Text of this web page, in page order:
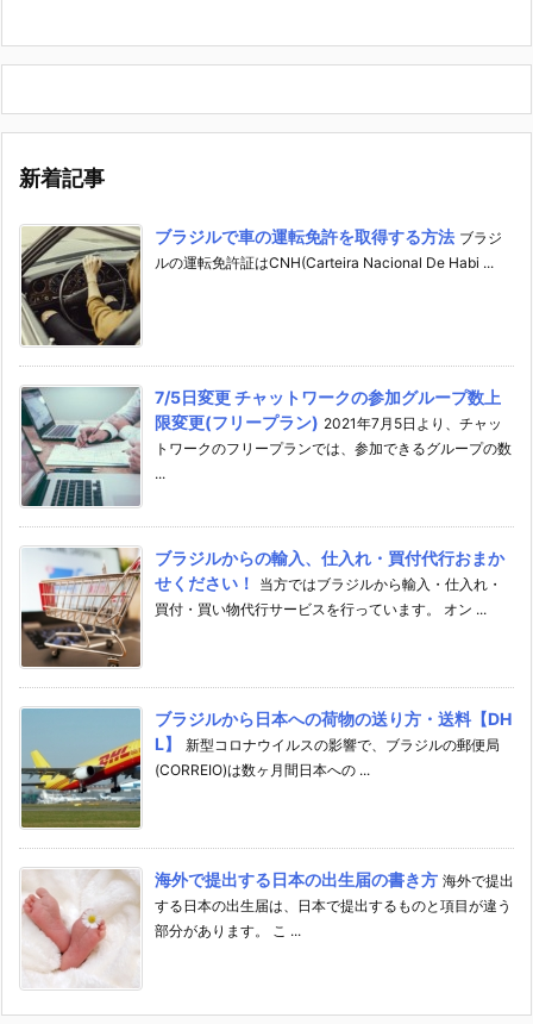
新着記事
ブラジルで車の運転免許を取得する方法 ブラジ
ルの運転免許証はCNH(Carteira Nacional De Habi ...
7/5日変更 チャットワークの参加グループ数上
限変更(フリープラン) 2021年7月5日より、チャッ
トワークのフリープランでは、参加できるグループの数
...
ブラジルからの輸入、仕入れ・買付代行おまか
せください！
当方ではブラジルから輸入・仕入れ・
買付・買い物代行サービスを行っています。 オン ...
ブラジルから日本への荷物の送り方・送料【DH
L】
新型コロナウイルスの影響で、ブラジルの郵便局
(CORREIO)は数ヶ月間日本への ...
海外で提出する日本の出生届の書き方 海外で提出
する日本の出生届は、日本で提出するものと項目が違う
部分があります。 こ ...